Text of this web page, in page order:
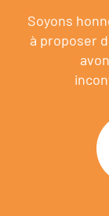
Soyons
à proposer